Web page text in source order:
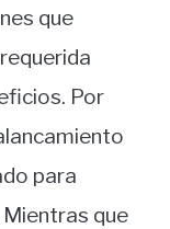
que
Por
para
que